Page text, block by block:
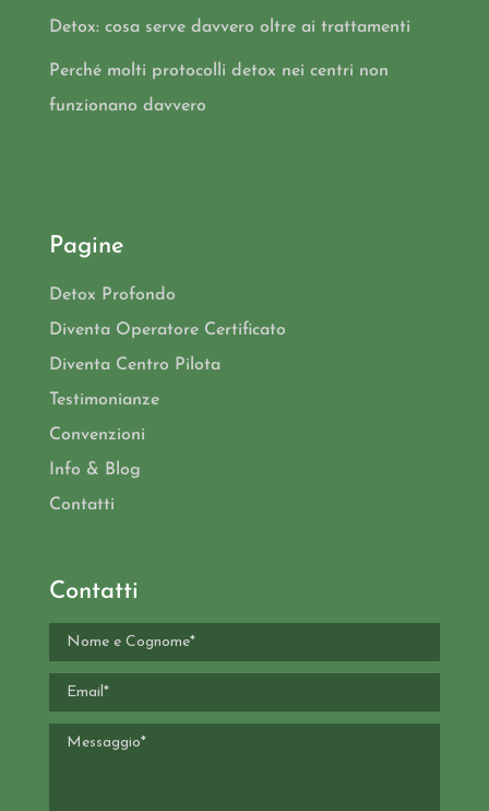
Detox: cosa serve davvero oltre ai trattamenti
Perché molti protocolli detox nei centri non
funzionano davvero
Pagine
Detox Profondo
Diventa Operatore Certificato
Diventa Centro Pilota
Testimonianze
Convenzioni
Info & Blog
Contatti
Contatti